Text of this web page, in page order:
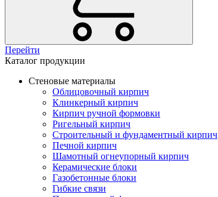
Перейти
Каталог продукции
Стеновые материалы
Облицовочный кирпич
Клинкерный кирпич
Кирпич ручной формовки
Ригельный кирпич
Строительный и фундаментный кирпич
Печной кирпич
Шамотный огнеупорный кирпич
Керамические блоки
Газобетонные блоки
Гибкие связи